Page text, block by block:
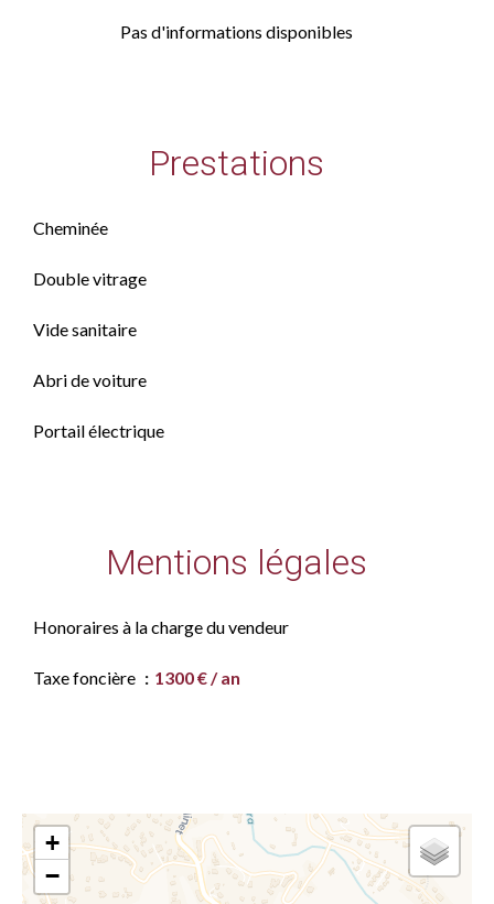
Pas d'informations disponibles
Prestations
Cheminée
Double vitrage
Vide sanitaire
Abri de voiture
Portail électrique
Mentions légales
Honoraires à la charge du vendeur
Taxe foncière 1300 € / an
+
−